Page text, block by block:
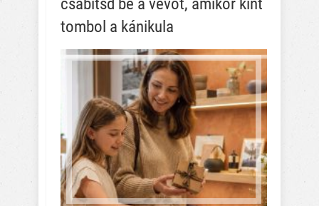
csábítsd be a vevőt, amikor kint
tombol a kánikula